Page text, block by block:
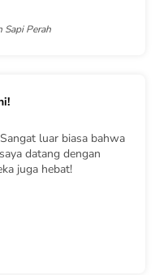
Sapi Perah
luar biasa bahwa
datang dengan
juga hebat!